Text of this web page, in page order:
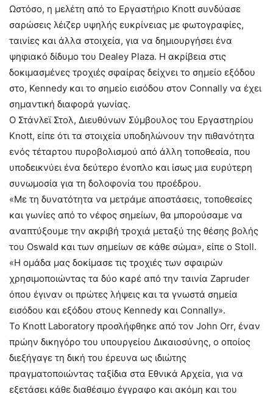
Ωστόσο, η μελέτη από το Εργαστήριο Knott συνδύασε
σαρώσεις λέιζερ υψηλής ευκρίνειας με φωτογραφίες,
ταινίες και άλλα στοιχεία, για να δημιουργήσει ένα
ψηφιακό δίδυμο του Dealey Plaza. Η ακρίβεια στις
δοκιμασμένες τροχιές σφαίρας δείχνει το σημείο εξόδου
στο, Kennedy και το σημείο εισόδου στον Connally να έχει
σημαντική διαφορά γωνίας.
Ο Στάνλεϊ Στολ, Διευθύνων Σύμβουλος του Εργαστηρίου
Knott, είπε ότι τα στοιχεία υποδηλώνουν την πιθανότητα
ενός τέταρτου πυροβολισμού από άλλη τοποθεσία, που
υποδεικνύει ένα δεύτερο ένοπλο και ίσως μια ευρύτερη
συνωμοσία για τη δολοφονία του προέδρου.
«Με τη δυνατότητα να μετράμε αποστάσεις, τοποθεσίες
και γωνίες από το νέφος σημείων, θα μπορούσαμε να
αναπτύξουμε την ακριβή τροχιά μεταξύ της θέσης βολής
του Oswald και των σημείων σε κάθε σώμα», είπε ο Stoll.
«Η ομάδα μας δοκίμασε τις τροχιές των σφαιρών
χρησιμοποιώντας τα δύο καρέ από την ταινία Zapruder
όπου έγιναν οι πρώτες λήψεις και τα γνωστά σημεία
εισόδου και εξόδου στους Kennedy και Connally».
Το Knott Laboratory προσλήφθηκε από τον John Orr, έναν
πρώην δικηγόρο του υπουργείου Δικαιοσύνης, ο οποίος
διεξήγαγε τη δική του έρευνα ως ιδιώτης
πραγματοποιώντας ταξίδια στα Εθνικά Αρχεία, για να
εξετάσει κάθε διαθέσιμο έγγραφο και ακόμη και του